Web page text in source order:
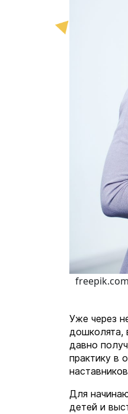
freepik.com
Уже через
дошколята,
давно
практику в
Для
детей и